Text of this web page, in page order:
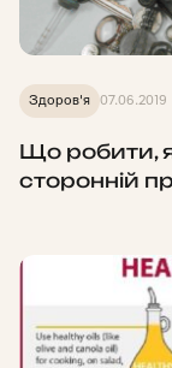
Здоров'я 07.06.2019
Що робити,
сторонній